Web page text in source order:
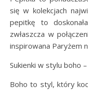
się w kolekcjach
pepitkę to
zwłaszcza w
inspirowana Paryżem
Sukienki w stylu boho
Boho to styl, który